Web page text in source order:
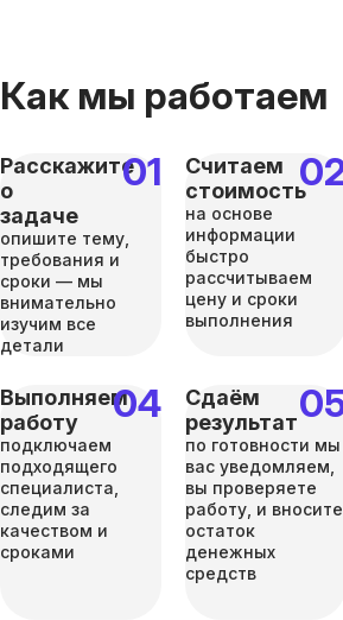
Как мы работаем
Расскажите
о
задаче
опишите тему,
требования и
сроки — мы
внимательно
изучим все
детали
Считаем
стоимость
на основе
информации
быстро
рассчитываем
цену и сроки
выполнения
Выполняем
работу
подключаем
подходящего
специалиста,
следим за
качеством и
сроками
Сдаём
результат
по готовности мы
вас уведомляем,
вы проверяете
работу, и вносите
остаток
денежных
средств